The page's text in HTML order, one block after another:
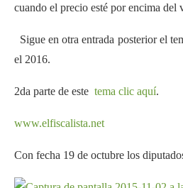
cuando el precio esté por encima del
Sigue en otra entrada posterior el
el 2016.
2da parte de este tema clic aquí.
www.elfiscalista.net
Con fecha 19 de octubre los